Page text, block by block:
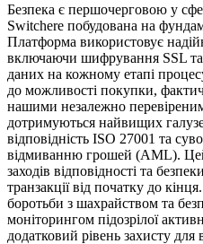
Безпека є першочерговою у
Switchere побудована на
Платформа використовує
включаючи шифрування SSL
даних на кожному етапі
до можливості покупки,
нашими незалежно
дотримуються найвищих
відповідність ISO 27001 та
відмиванню грошей (AML).
заходів відповідності та
транзакції від початку до
боротьби з шахрайством та
моніторингом підозрілої
додатковий рівень захисту